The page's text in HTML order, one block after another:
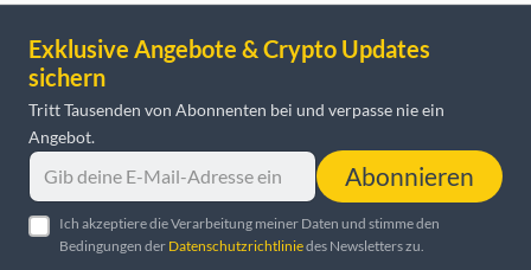
Exklusive Angebote & Crypto Updates
sichern
Tritt Tausenden von Abonnenten bei und verpasse nie ein
Angebot.
Abonnieren
Ich akzeptiere die Verarbeitung meiner Daten und stimme den
Bedingungen der Datenschutzrichtliniedes Newsletters zu.